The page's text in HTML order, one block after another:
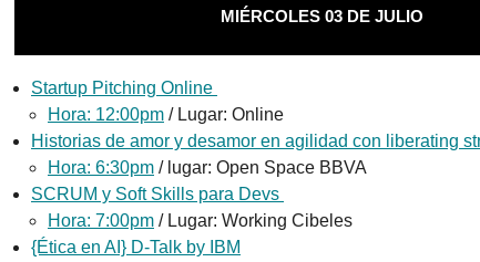
MIÉRCOLES 03 DE JULIO
Startup Pitching Online
Hora: 12:00pm / Lugar: Online
Historias de amor y desamor en agilidad con liberating
Hora: 6:30pm / lugar: Open Space BBVA
SCRUM y Soft Skills para Devs
Hora: 7:00pm / Lugar: Working Cibeles
{Ética en AI} D-Talk by IBM